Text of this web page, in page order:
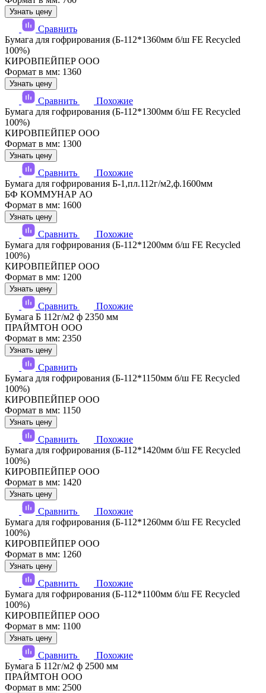
Узнать цену
Сравнить
Бумага для гофрирования (Б-112*1360мм б/ш FE Recycled
100%)
КИРОВПЕЙПЕР ООО
Формат в мм: 1360
Узнать цену
Сравнить
Похожие
Бумага для гофрирования (Б-112*1300мм б/ш FE Recycled
100%)
КИРОВПЕЙПЕР ООО
Формат в мм: 1300
Узнать цену
Сравнить
Похожие
Бумага для гофрирования Б-1,пл.112г/м2,ф.1600мм
БФ КОММУНАР АО
Формат в мм: 1600
Узнать цену
Сравнить
Похожие
Бумага для гофрирования (Б-112*1200мм б/ш FE Recycled
100%)
КИРОВПЕЙПЕР ООО
Формат в мм: 1200
Узнать цену
Сравнить
Похожие
Бумага Б 112г/м2 ф 2350 мм
ПРАЙМТОН ООО
Формат в мм: 2350
Узнать цену
Сравнить
Бумага для гофрирования (Б-112*1150мм б/ш FE Recycled
100%)
КИРОВПЕЙПЕР ООО
Формат в мм: 1150
Узнать цену
Сравнить
Похожие
Бумага для гофрирования (Б-112*1420мм б/ш FE Recycled
100%)
КИРОВПЕЙПЕР ООО
Формат в мм: 1420
Узнать цену
Сравнить
Похожие
Бумага для гофрирования (Б-112*1260мм б/ш FE Recycled
100%)
КИРОВПЕЙПЕР ООО
Формат в мм: 1260
Узнать цену
Сравнить
Похожие
Бумага для гофрирования (Б-112*1100мм б/ш FE Recycled
100%)
КИРОВПЕЙПЕР ООО
Формат в мм: 1100
Узнать цену
Сравнить
Похожие
Бумага Б 112г/м2 ф 2500 мм
ПРАЙМТОН ООО
Формат в мм: 2500